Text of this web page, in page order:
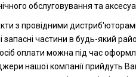
обслуговування та
з провідними
частини в будь-який
оплати можна під час
нашої компанії прийдуть